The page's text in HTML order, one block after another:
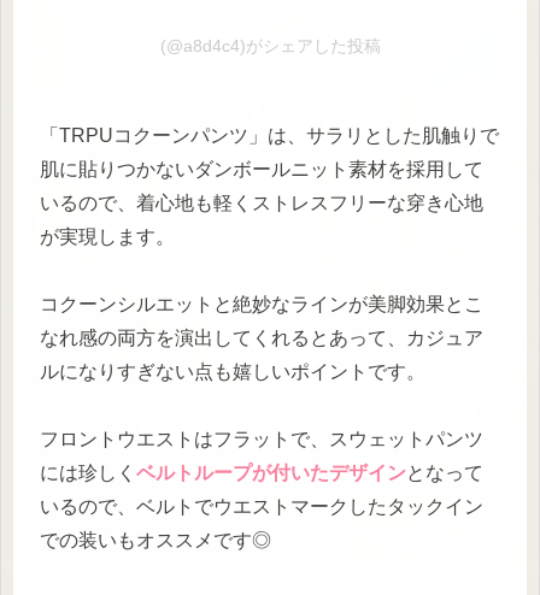
(@a8d4c4)がシェアした投稿
「TRPUコクーンパンツ」は、サラリとした肌触りで
肌に貼りつかないダンボールニット素材を採用して
いるので、着心地も軽くストレスフリーな穿き心地
が実現します。
コクーンシルエットと絶妙なラインが美脚効果とこ
なれ感の両方を演出してくれるとあって、カジュア
ルになりすぎない点も嬉しいポイントです。
フロントウエストはフラットで、スウェットパンツ
には珍しく ベルトループが付いたデザインとなって
いるので、ベルトでウエストマークしたタックイン
での装いもオススメです◎